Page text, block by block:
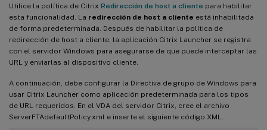
Utilice la política de Citrix Redirección de host a cliente para habilitar
esta funcionalidad. La redirección de host a cliente está inhabilitada
de forma predeterminada. Después de habilitar la política de
redirección de host a cliente, la aplicación Citrix Launcher se registra
con el servidor Windows para asegurarse de que puede interceptar las
URL y enviarlas al dispositivo cliente.
A continuación, debe configurar la Directiva de grupo de Windows para
usar Citrix Launcher como aplicación predeterminada para los tipos
de URL requeridos. En el VDA del servidor Citrix, cree el archivo
ServerFTAdefaultPolicy.xml e inserte el siguiente código XML.